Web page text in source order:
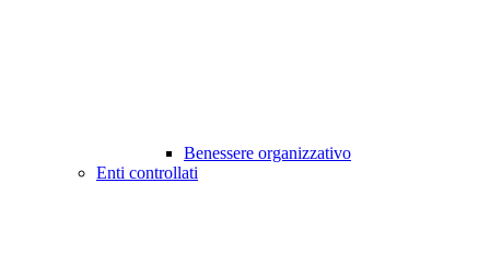
Benessere organizzativo
Enti controllati